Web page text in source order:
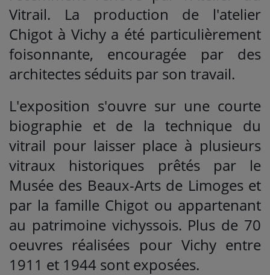
Vitrail. La production de l'atelier
Chigot à Vichy a été particulièrement
foisonnante, encouragée par des
architectes séduits par son travail.
L'exposition s'ouvre sur une courte
biographie et de la technique du
vitrail pour laisser place à plusieurs
vitraux historiques prêtés par le
Musée des Beaux-Arts de Limoges et
par la famille Chigot ou appartenant
au patrimoine vichyssois. Plus de 70
oeuvres réalisées pour Vichy entre
1911 et 1944 sont exposées.